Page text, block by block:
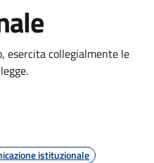
esercita collegialmente le
istituzionale